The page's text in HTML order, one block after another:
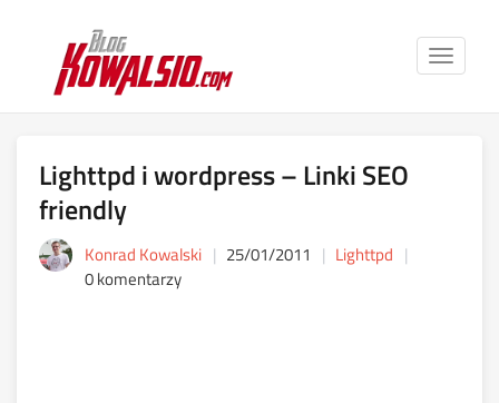
Toggle
Lighttpd i wordpress – Linki SEO
friendly
Konrad Kowalski 25/01/2011
Lighttpd
0 komentarzy